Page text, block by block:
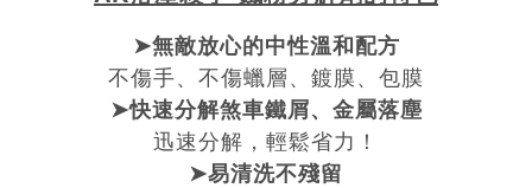
➤無敵放心的中性溫和配方
不傷手、不傷蠟層、鍍膜、包膜
➤快速分解煞車鐵屑、金屬落塵
迅速分解，輕鬆省力！
➤易清洗不殘留